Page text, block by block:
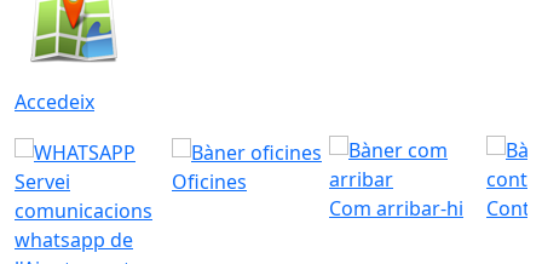
Accedeix
Servei
comunicacions
whatsapp de
Oficines
Com arribar-hi